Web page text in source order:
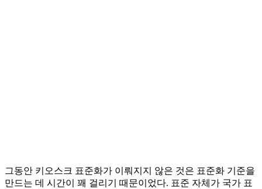
그동안 키오스크 표준화가 이뤄지지 않은 것은 표준화 기준을
만드는 데 시간이 꽤 걸리기 때문이었다. 표준 자체가 국가 표